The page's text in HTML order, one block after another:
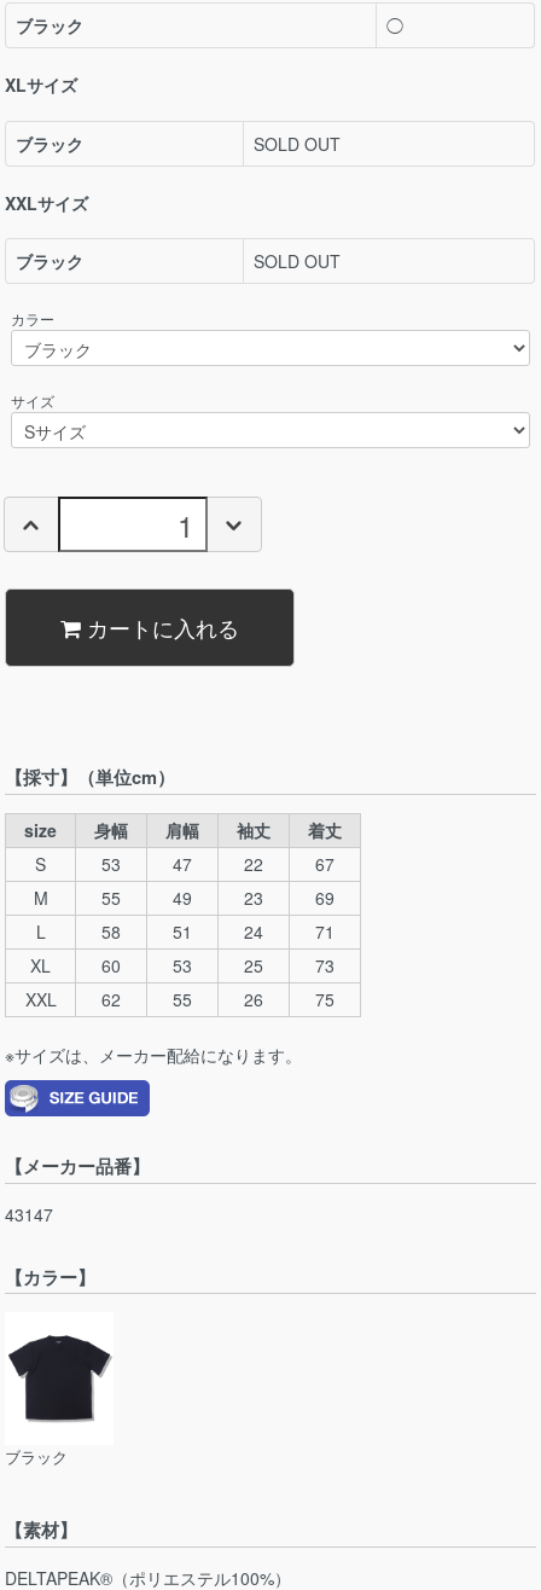
ブラック ◯
XLサイズ
ブラック SOLD OUT
XXLサイズ
ブラック SOLD OUT
カラー
サイズ
カートに入れる
【採寸】（単位cm）
size 身幅 肩幅 袖丈
着丈
S
53 47 22
67
M
55 49 23
69
L
58 51 24
71
XL
60 53 25
73
XXL
62 55 26 75
※サイズは、メーカー配給になります。
【メーカー品番】
43147
【カラー】
ブラック
【素材】
DELTAPEAK®（ポリエステル100%）